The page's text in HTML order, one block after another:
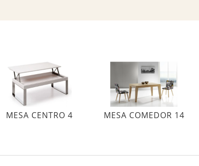
MESA CENTRO 4 MESA COMEDOR 14